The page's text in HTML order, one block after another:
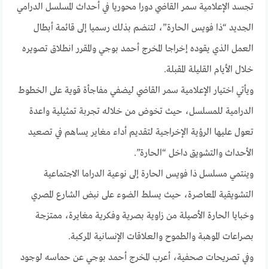
تجسد الإعلامية سمر القاضي دورا محوريا في أحداث المسلسل الدرامي
الجديد “ذا فويس الحارة”، لتنضم بذلك رسميا إلى قائمة أبطال
العمل الذي يقوده إخراجا المخرج أحمد بوجي والمقرر انطلاق تصويره
خلال الأيام القليلة المقبلة.
ويأتي اختيار الإعلامية سمر القاضي ليضفي مفاجأة قوية على الخطوط
الدرامية للمسلسل، حيث تخوض من خلاله تجربة تمثيلية واعدة
تعول عليها الرؤية الإخراجية لتقديم أداء مغاير يساهم في تصعيد
الأحداث والتشويق داخل “الحارة”.
وينتمي مسلسل ذا فويس الحارة إلى نوعية الدراما الاجتماعية
التشويقية المعاصرة، حيث يسلط الضوء على نبض الشارع المصري
وخبايا الحارة الأصيلة من زاوية بصرية وفكرية مغايرة، ممتزجة
بصراعات الموهبة والطموح والعلاقات الإنسانية المركبة.
وفي تصريحات صحفية، أعرب المخرج أحمد بوجي عن حماسه لوجود